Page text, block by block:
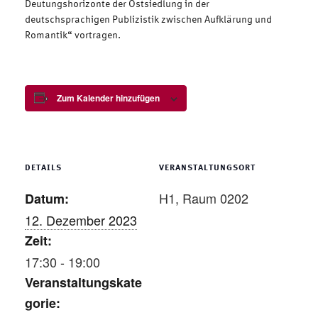
Deutungshorizonte der Ostsiedlung in der
deutschsprachigen Publizistik zwischen Aufklärung und
Romantik“ vortragen.
Zum Kalender hinzufügen
DETAILS
Datum:
12. Dezember 2023
Zeit:
17:30 - 19:00
Veranstaltungskate
gorie:
VERANSTALTUNGSORT
H1, Raum 0202